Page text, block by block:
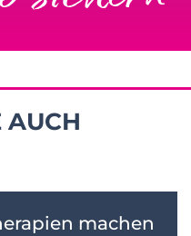
AUCH
machen